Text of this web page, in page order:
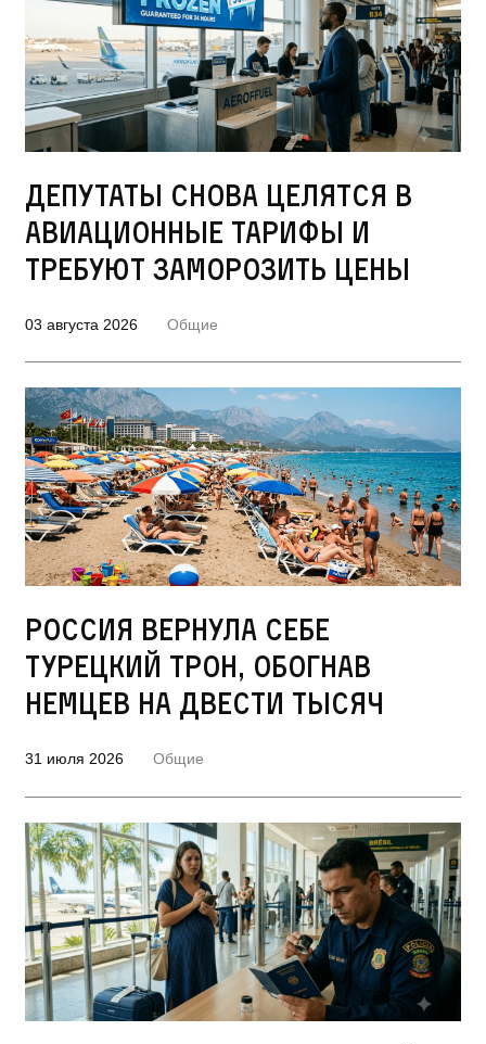
Депутаты снова целятся в
авиационные тарифы и
требуют заморозить цены
03 августа 2026 Общие
Россия вернула себе
турецкий трон, обогнав
немцев на двести тысяч
31 июля 2026 Общие